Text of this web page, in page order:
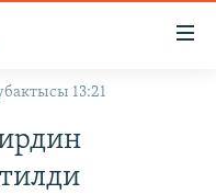
13:21